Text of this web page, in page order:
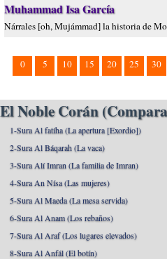
Muhammad Isa García
Nárrales [oh, Mujámmad] la historia de
0 5 10 15 20 25 30
El Noble Corán
1-Sura Al fatíha (La apertura [Exordio])
2-Sura Al Báqarah (La vaca)
3-Sura Alí Imran (La familia de Imran)
4-Sura An Nísa (Las mujeres)
5-Sura Al Maeda (La mesa servida)
6-Sura Al Anam (Los rebaños)
7-Sura Al Araf (Los lugares elevados)
8-Sura Al Anfál (El botín)